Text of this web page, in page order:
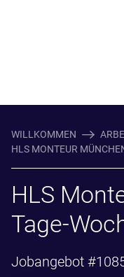
WILLKOMMEN
HLS MONTEUR
HLS
Tage-
Jobangebot